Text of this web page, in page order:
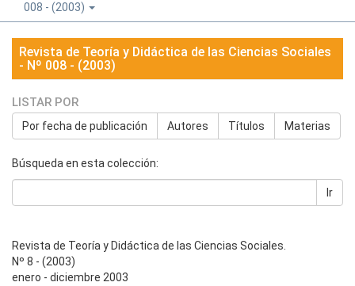
008 - (2003)
Revista de Teoría y Didáctica de las Ciencias Sociales
- Nº 008 - (2003)
LISTAR POR
Por fecha de publicación Autores Títulos Materias
Búsqueda en esta colección:
Ir
Revista de Teoría y Didáctica de las Ciencias Sociales.
Nº 8 - (2003)
enero - diciembre 2003